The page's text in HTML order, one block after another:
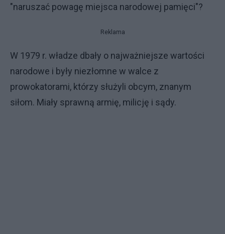
"naruszać powagę miejsca narodowej pamięci"?
Reklama
W 1979 r. władze dbały o najważniejsze wartości
narodowe i były niezłomne w walce z
prowokatorami, którzy służyli obcym, znanym
siłom. Miały sprawną armię, milicję i sądy.